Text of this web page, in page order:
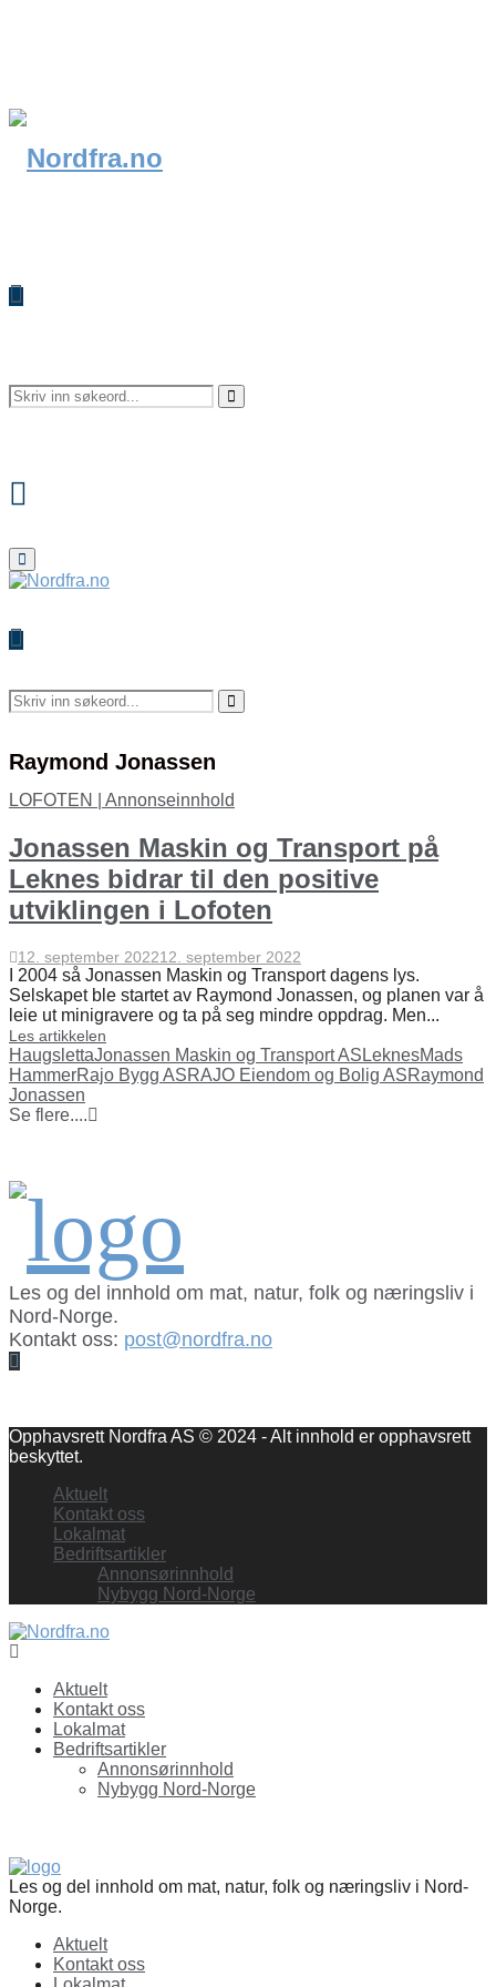
Search
Search
Primary
Menu
Search
for:
Search
Raymond Jonassen
LOFOTEN | Annonseinnhold
Jonassen Maskin og Transport på
Leknes bidrar til den positive
utviklingen i Lofoten
12. september 202212. september 2022
I 2004 så Jonassen Maskin og Transport dagens lys.
Selskapet ble startet av Raymond Jonassen, og planen var å
leie ut minigravere og ta på seg mindre oppdrag. Men...
Les artikkelen
HaugslettaJonassen Maskin og Transport AS LeknesMads
HammerRajo Bygg ASRAJO Eiendom og Bolig ASRaymond
Jonassen
Se flere....
Les og del innhold om mat, natur, folk og næringsliv i
Nord-Norge.
Kontakt oss: post@nordfra.no
Opphavsrett Nordfra AS © 2024 - Alt innhold er opphavsrett
beskyttet.
Aktuelt
Kontakt oss
Lokalmat
Bedriftsartikler
Annonsørinnhold
Nybygg Nord-Norge
Aktuelt
Kontakt oss
Lokalmat
Bedriftsartikler
Annonsørinnhold
Nybygg Nord-Norge
Les og del innhold om mat, natur, folk og næringsliv i Nord-
Norge.
Aktuelt
Kontakt oss